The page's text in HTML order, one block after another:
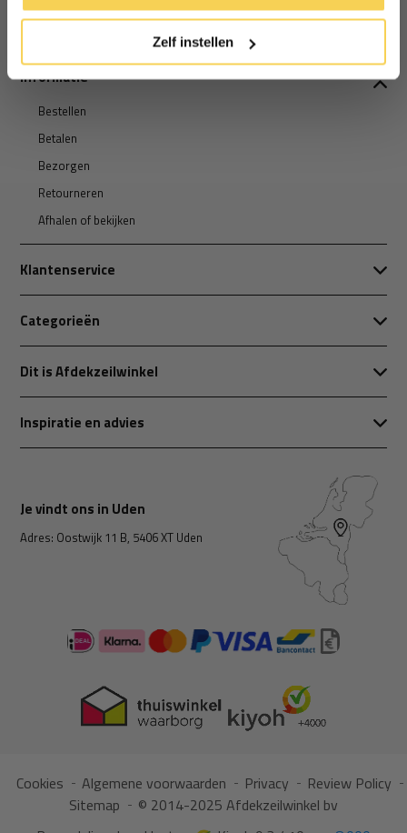
cookies.
Zelf instellen
Informatie
Bestellen
Betalen
Bezorgen
Retourneren
Afhalen of bekijken
Klantenservice
Categorieën
Dit is Afdekzeilwinkel
Inspiratie en advies
Je vindt ons in Uden
Adres: Oostwijk 11 B, 5406 XT Uden
Cookies Algemene voorwaarden Privacy
Review Policy
Sitemap
© 2014-2025 Afdekzeilwinkel bv